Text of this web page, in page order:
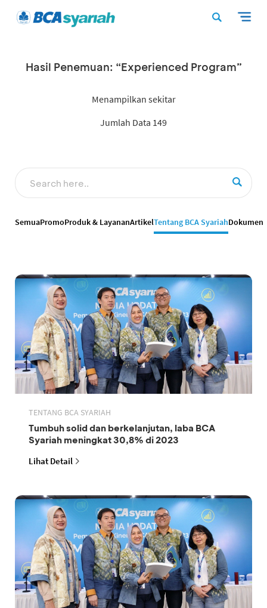
Hasil Penemuan: “Experienced Program”
Menampilkan sekitar
Jumlah Data 149
SemuaPromoProduk & LayananArtikelTentang BCA SyariahDokumen
TENTANG BCA SYARIAH
Tumbuh solid dan berkelanjutan, laba BCA
Syariah meningkat 30,8% di 2023
Lihat Detail